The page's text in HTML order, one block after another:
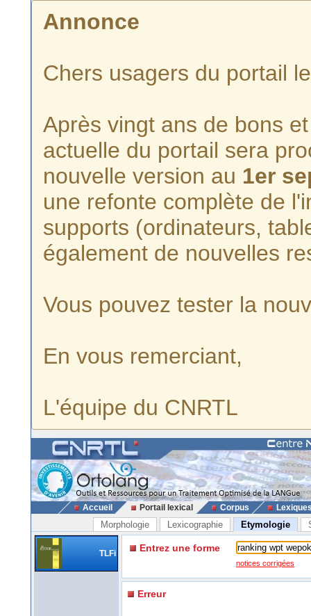
Annonce
Chers usagers du portail
Après vingt ans de bons
actuelle du portail sera
nouvelle version au 1er
une refonte complète de
supports (ordinateurs,
également de nouvelles
Vous pouvez tester la
En vous remerciant,
L'équipe du CNRTL
Accueil Portail lexical Corpus
Morphologie Lexicographie Etymologie
TLFi Entrez une forme
notices corrigées
Erreur